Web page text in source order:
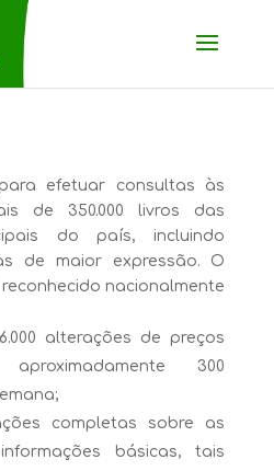
efetuar consultas às
de 350.000 livros das
do país, incluindo
de maior expressão. O
nacionalmente
alterações de preços
300
completas sobre as
básicas, tais